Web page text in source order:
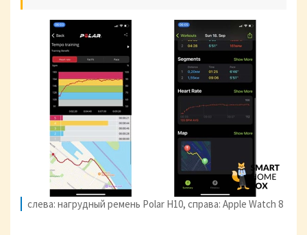
слева: нагрудный ремень Polar H10, справа: Apple Watch 8